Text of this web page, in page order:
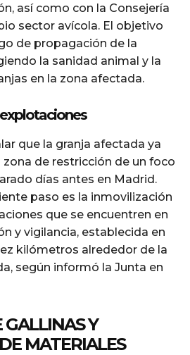
así como con la Consejería
sector avícola. El objetivo
de propagación de la
la sanidad animal y la
en la zona afectada.
que la granja afectada ya
de restricción de un foco
días antes en Madrid.
paso es la inmovilización
que se encuentren en
y vigilancia, establecida en
kilómetros alrededor de la
según informó la Junta en
GALLINAS Y
MATERIALES